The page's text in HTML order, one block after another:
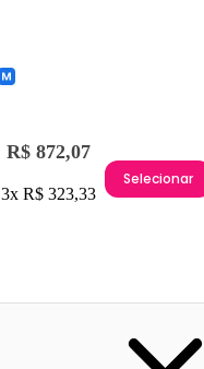
R$ 872,07
3x R$ 323,33
Selecionar